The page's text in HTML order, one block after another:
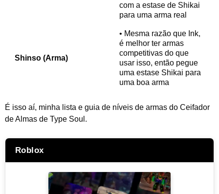
com a estase de Shikai
para uma arma real
Shinso (Arma)
• Mesma razão que Ink,
é melhor ter armas
competitivas do que
usar isso, então pegue
uma estase Shikai para
uma boa arma
É isso aí, minha lista e guia de níveis de armas do Ceifador
de Almas de Type Soul .
Roblox